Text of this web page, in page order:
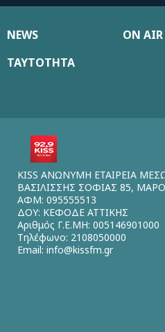
NEWS ON AIR
ΤΑΥΤΟΤΗΤΑ
KISS ΑΝΩΝΥΜΗ ΕΤΑΙΡΕΙΑ
ΒΑΣΙΛΙΣΣΗΣ ΣΟΦΙΑΣ 85,
ΑΦΜ: 095555513
ΔΟΥ: ΚΕΦΟΔΕ ΑΤΤΙΚΗΣ
Αριθμός Γ.Ε.ΜΗ: 005146901000
Τηλέφωνο: 2108050000
Email: info@kissfm.gr